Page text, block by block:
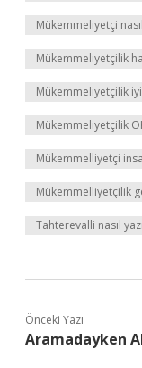
Mükemmeliyetçi
Mükemmeliyetçilik
Mükemmeliyetçilik iyi
Mükemmeliyetçilik
Mükemmelliyetçi
Mükemmelliyetçilik
Tahterevalli nasıl
Önceki Yazı
Aramadayken